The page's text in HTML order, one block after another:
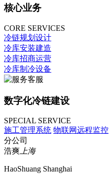
核心业务
CORE SERVICES
冷链规划设计
冷库安装建造
冷库招商运营
冷库制冷设备
数字化冷链建设
SPECIAL SERVICE
施工管理系统 物联网远程监控
分公司
浩爽上海
HaoShuang Shanghai